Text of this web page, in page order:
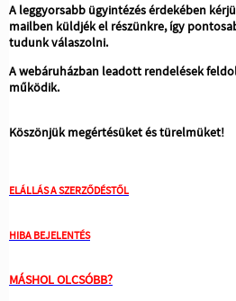
A leggyorsabb ügyintézés érdekében
mailben küldjék el részünkre, így
tudunk válaszolni.
A webáruházban leadott rendelések
működik.
Köszönjük megértésüket és türelmüket!
ELÁLLÁS A SZERZŐDÉSTŐL
HIBA BEJELENTÉS
MÁSHOL OLCSÓBB?